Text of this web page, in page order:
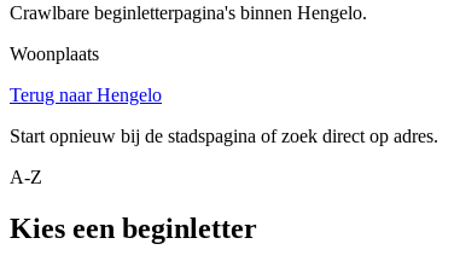
Crawlbare beginletterpagina's binnen Hengelo.
Woonplaats
Terug naar Hengelo
Start opnieuw bij de stadspagina of zoek direct op adres.
A-Z
Kies een beginletter